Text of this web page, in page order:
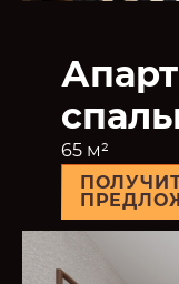
65 м²